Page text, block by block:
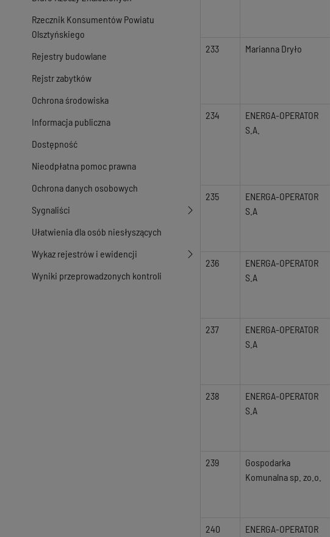
Rzecznik Konsumentów Powiatu
Olsztyńskiego
Rejestry budowlane
Rejstr zabytków
Ochrona środowiska
Informacja publiczna
Dostępność
Nieodpłatna pomoc prawna
Ochrona danych osobowych
Sygnaliści
Ułatwienia dla osób niesłyszących
Wykaz rejestrów i ewidencji
Wyniki przeprowadzonych kontroli
233 Marianna Dryło
234
ENERGA-OPERATOR
S.A.
235
ENERGA-OPERATOR
S.A
236
ENERGA-OPERATOR
S.A
237
ENERGA-OPERATOR
S.A
238
ENERGA-OPERATOR
S.A
239
Gospodarka
Komunalna sp. zo.o.
240
ENERGA-OPERATOR